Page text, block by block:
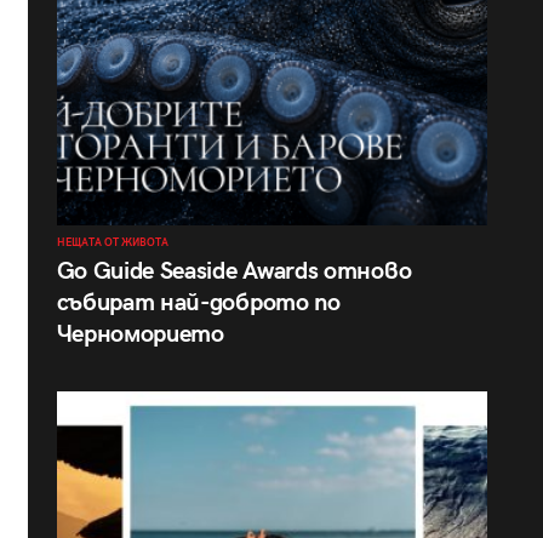
НЕЩАТА ОТ ЖИВОТА
Go Guide Seaside Awards отново
събират най-доброто по
Черноморието